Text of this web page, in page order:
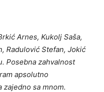
Arnes, Kukolj Saša,
Radulović Stefan, Jokić
Posebna zahvalnost
apsolutno
zajedno sa mnom.